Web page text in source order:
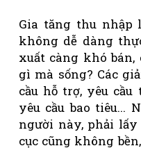
Gia tăng thu nhập
không dễ dàng
xuất càng khó
gì mà sống? Các
cầu hỗ trợ, yêu
yêu cầu bao tiêu...
người này, phải
cục cũng không